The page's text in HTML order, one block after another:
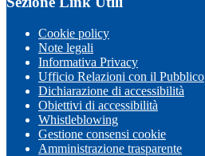
Cookie policy
Note legali
Informativa Privacy
Ufficio Relazioni con il Pubblico
Dichiarazione di accessibilità
Obiettivi di accessibilità
Whistleblowing
Gestione consensi cookie
Amministrazione trasparente